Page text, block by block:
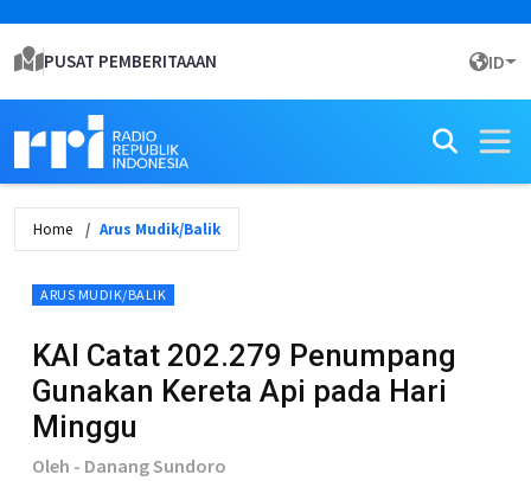
PUSAT PEMBERITAAAN ID
Home Arus Mudik/Balik
ARUS MUDIK/BALIK
KAI Catat 202.279 Penumpang
Gunakan Kereta Api pada Hari
Minggu
Oleh - Danang Sundoro